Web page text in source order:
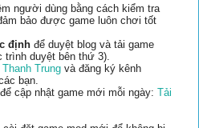
người dùng bằng cách kiểm tra
bảo được game luôn chơi tốt
định để duyệt blog và tải game
trình duyệt bên thứ 3).
Thanh Trung và đăng ký kênh
bạn.
cập nhật game mới mỗi ngày: Tải